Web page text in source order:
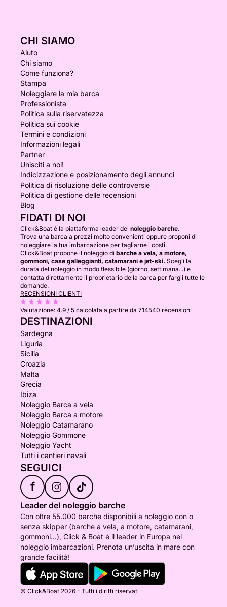
CHI SIAMO
Aiuto
Chi siamo
Come funziona?
Stampa
Noleggiare la mia barca
Professionista
Politica sulla riservatezza
Politica sui cookie
Termini e condizioni
Informazioni legali
Partner
Unisciti a noi!
Indicizzazione e posizionamento degli annunci
Politica di risoluzione delle controversie
Politica di gestione delle recensioni
Blog
FIDATI DI NOI
Click&Boat è la piattaforma leader del noleggio barche.
Trova una barca a prezzi molto convenienti oppure proponi di
noleggiare la tua imbarcazione per tagliarne i costi.
Click&Boat propone il noleggio di barche a vela, a motore,
gommoni, case galleggianti, catamarani e jet-ski. Scegli la
durata del noleggio in modo flessibile (giorno, settimana...) e
contatta direttamente il proprietario della barca per fargli tutte le
domande.
RECENSIONI CLIENTI
Valutazione: 4.9 / 5 calcolata a partire da 714540 recensioni
DESTINAZIONI
Sardegna
Liguria
Sicilia
Croazia
Malta
Grecia
Ibiza
Noleggio Barca a vela
Noleggio Barca a motore
Noleggio Catamarano
Noleggio Gommone
Noleggio Yacht
Tutti i cantieri navali
SEGUICI
f
Leader del noleggio barche
Con oltre 55.000 barche disponibili a noleggio con o
senza skipper (barche a vela, a motore, catamarani,
gommoni...), Click & Boat è il leader in Europa nel
noleggio imbarcazioni. Prenota un’uscita in mare con
grande facilità!
© Click&Boat 2026 - Tutti i diritti riservati